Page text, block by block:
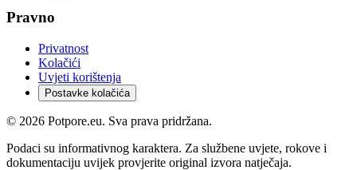
Pravno
Privatnost
Kolačići
Uvjeti korištenja
Postavke kolačića
© 2026 Potpore.eu. Sva prava pridržana.
Podaci su informativnog karaktera. Za službene uvjete, rokove i
dokumentaciju uvijek provjerite original izvora natječaja.